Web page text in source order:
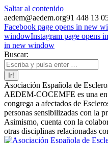
Saltar al contenido
aedem@aedem.org91 448 13
Facebook page opens in new
windowInstagram page opens
in new window
Buscar:
Asociación Española de
AEDEM-COCEMFE es una
congrega a afectados de
personas sensibilizadas con la
Asimismo, cuenta con la
otras disciplinas relacionadas